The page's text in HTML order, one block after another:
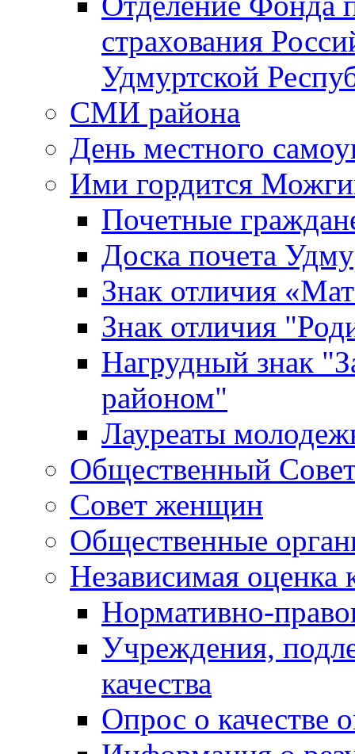
страхования
Удмуртской
СМИ района
День местного
Ими гордится
Почетные
Доска почета
Знак отличия
Знак отличия
Нагрудный знак
районом"
Лауреаты
Общественный
Совет женщин
Общественные
Независимая оценка
Нормативно-
Учреждения,
качества
Опрос о качестве